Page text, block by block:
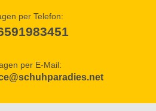
per Telefon:
per E-Mail: